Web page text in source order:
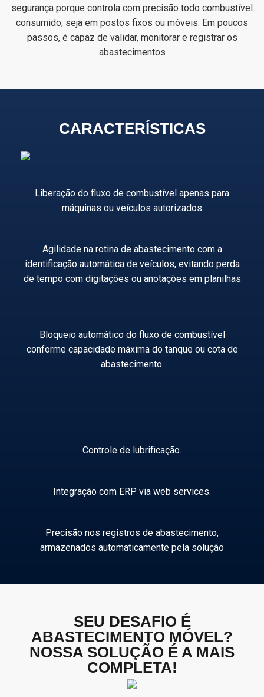
segurança porque controla com precisão todo combustível
consumido, seja em postos fixos ou móveis. Em poucos
passos, é capaz de validar, monitorar e registrar os
abastecimentos
CARACTERÍSTICAS
Liberação do fluxo de combustível apenas para
máquinas ou veículos autorizados
Agilidade na rotina de abastecimento com a
identificação automática de veículos, evitando perda
de tempo com digitações ou anotações em planilhas
Bloqueio automático do fluxo de combustível
conforme capacidade máxima do tanque ou cota de
abastecimento.
Controle de lubrificação.
Integração com ERP via web services.
Precisão nos registros de abastecimento,
armazenados automaticamente pela solução
SEU DESAFIO É
ABASTECIMENTO MÓVEL?
NOSSA SOLUÇÃO É A MAIS
COMPLETA!